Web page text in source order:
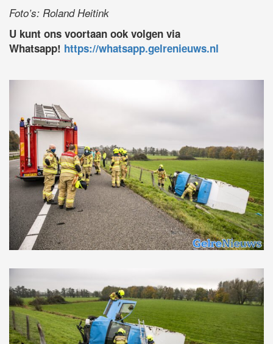
Foto’s: Roland Heitink
U kunt ons voortaan ook volgen via
Whatsapp! https://whatsapp.gelrenieuws.nl